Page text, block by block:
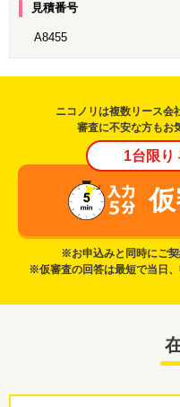
見積番号
A8455
ニコノリは複数リース会
審査に不安な方もお
1台限り
※お申込みと同時にご
※仮審査の回答は最短で当日、